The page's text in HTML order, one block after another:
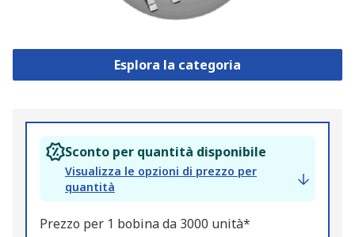
Esplora la categoria
Sconto per quantità disponibile
Visualizza le opzioni di prezzo per
quantità
Prezzo per 1 bobina da 3000 unità*